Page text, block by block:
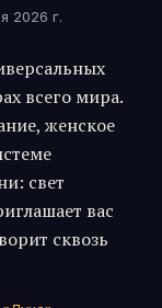
2026 г.
всего мира.
женское
свет
вас
сквозь